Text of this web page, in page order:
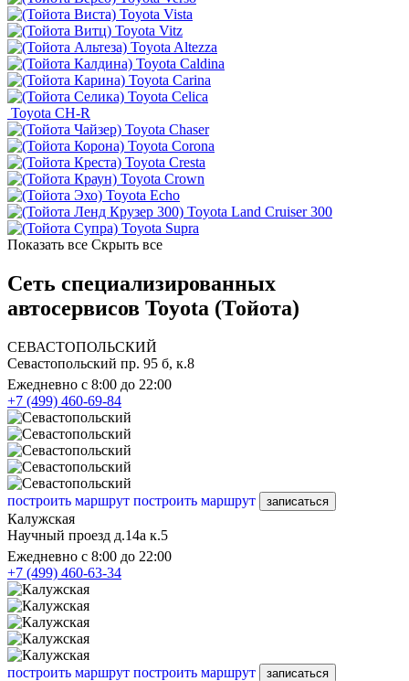
Toyota Vista
Toyota Vitz
Toyota Altezza
Toyota Caldina
Toyota Carina
Toyota Celica
Toyota CH-R
Toyota Chaser
Toyota Corona
Toyota Cresta
Toyota Crown
Toyota Echo
Toyota Land Cruiser 300
Toyota Supra
Показать все Скрыть все
Сеть специализированных
автосервисов Toyota (Тойота)
СЕВАСТОПОЛЬСКИЙ
Севастопольский пр. 95 б, к.8
Ежедневно с 8:00 до 22:00
+7 (499) 460-69-84
построить маршрут построить маршрут записаться
Калужская
Научный проезд д.14а к.5
Ежедневно с 8:00 до 22:00
+7 (499) 460-63-34
построить маршрут построить маршрут записаться